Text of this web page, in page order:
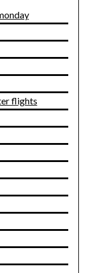
flights